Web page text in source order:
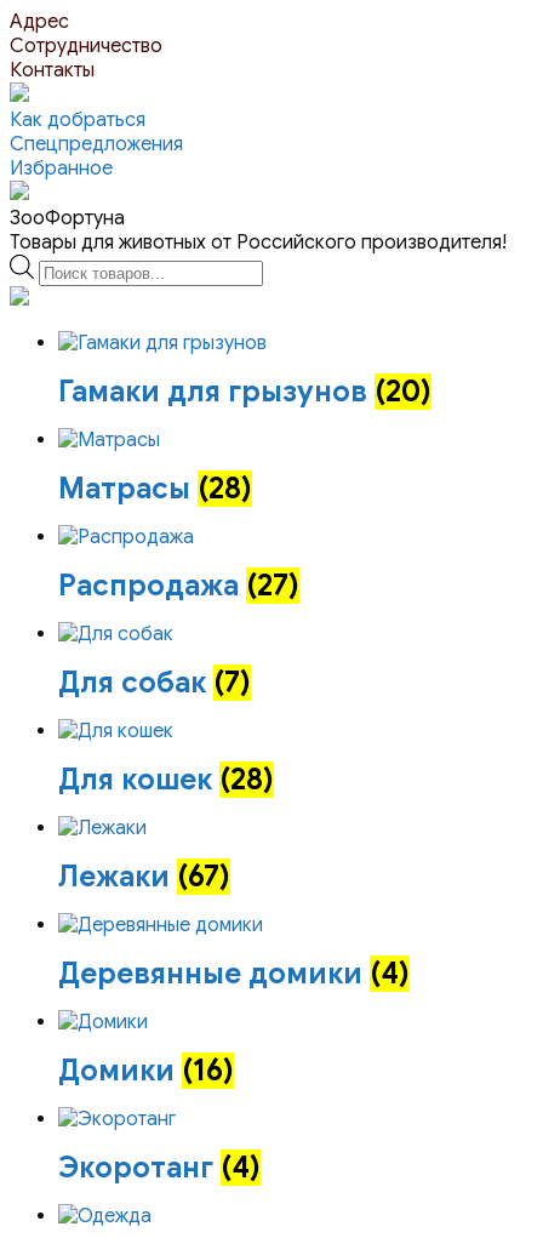
Перейти
к
контенту
Адрес
Сотрудничество
Контакты
Как добраться
Спецпредложения
Избранное
ЗооФортуна
Товары для животных от Российского производителя!
Поиск
товаров
Гамаки для грызунов (20)
Матрасы (28)
Распродажа (27)
Для собак (7)
Для кошек (28)
Лежаки (67)
Деревянные домики (4)
Домики (16)
Экоротанг (4)